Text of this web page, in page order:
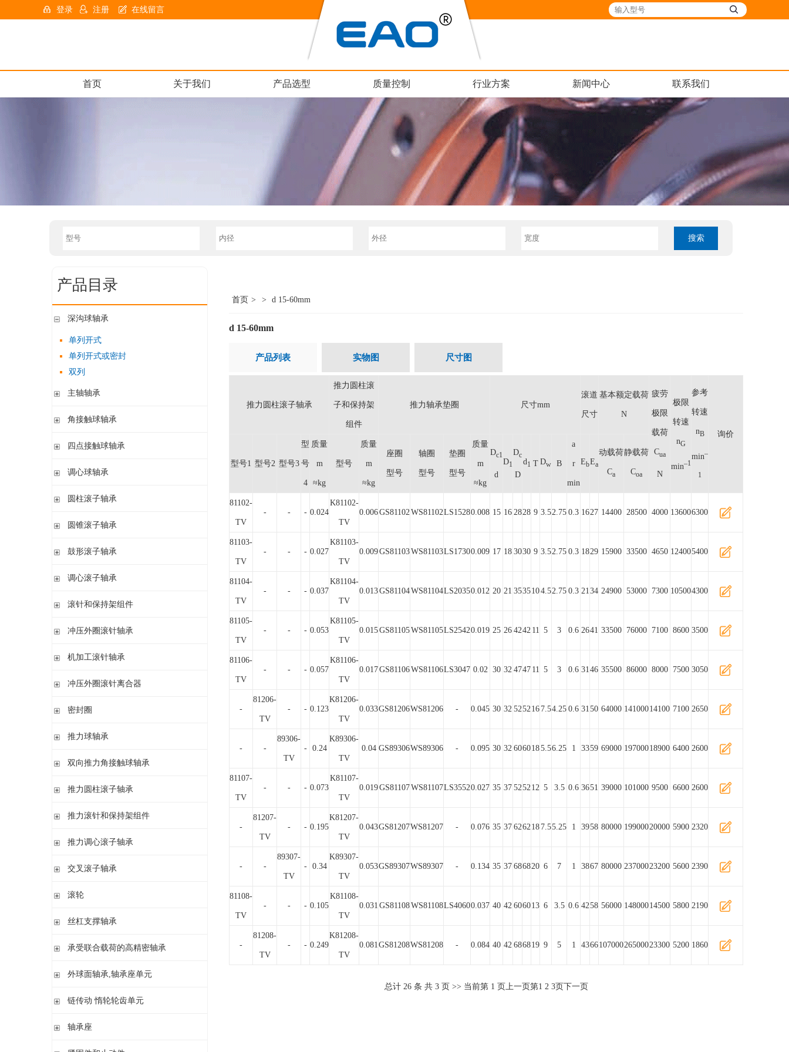
在线留言
登录 注册
首页 关于我们 产品选型 质量控制 行业方案 新闻中心 联系我们
产品目录
深沟球轴承
单列开式
单列开式或密封
双列
主轴轴承
带钢球
带钢球 密封
角接触球轴承
单列开式或密封
双列开式或密封
四点接触球轴承
四点接触球轴承
调心球轴承
圆柱孔开式或密封
圆柱孔或圆锥孔 开式
带紧定套开式或密封
带紧定套开式
圆柱滚子轴承
带保持架的圆柱滚子轴承
单列满装圆柱滚子轴承
高精密圆柱滚子轴承
圆锥滚子轴承
单列圆锥滚子轴承
单列英制圆锥滚子轴承
鼓形滚子轴承
圆柱孔或圆锥孔
调心滚子轴承
圆柱孔或圆锥孔
带退卸套
滚针和保持架组件
单列
冲压外圈滚针轴承
开式 闭式 无密封
开式、满装滚针单元、无密封
机加工滚针轴承
无内圈
带内圈 开式
带内圈 密封
无挡边无内圈 开式
调心 有/无内圈
滚针/ 推力球轴承 无内圈 带或不带外罩
滚针/ 推力圆柱滚子轴承 无内圈 带或不带外罩
内圈 无润滑孔
冲压外圈滚针离合器
不带轴承 带滚花或不带滚花
密封圈
密封圈
推力球轴承
单向推力球轴承
双向推力角接触球轴承
双向推力角接触球轴承
推力圆柱滚子轴承
推力圆柱滚子轴承 保持架组件 推力轴承垫圈
推力滚针和保持架组件
推力滚针和保持架组件 推力轴承垫圈
与向心滚针轴承 组合使用
推力调心滚子轴承
推力调心滚子轴承
交叉滚子轴承
交叉滚子轴承
滚轮
支承型滚轮
球轴承滚轮
丝杠支撑轴承
推力角接触球轴承
密封组件 精密锁紧螺母
承受联合载荷的高精密轴承
推力/向心轴承
外球面轴承,轴承座单元
外球面轴承
链传动 惰轮轮齿单元
链传动 惰轮轮齿单元
轴承座
立式轴承座SNV,剖分用于带紧定套的圆锥孔轴承
首页 > > d 15-60mm
d 15-60mm
产品列表 实物图 尺寸图
推力圆柱滚子轴承
推力圆柱滚
子和保持架
组件
推力轴承垫圈 尺寸mm
滚道
尺寸
基本额定载荷
N
疲劳
极限
载荷
Cua
N
极限
转速
nG
min–1
参考
转速
nB
min–
1
询价
型号1 型号2 型号3
型
号
4
质量
m
≈kg
型号
质量
m
≈kg
座圈
型号
轴圈
型号
垫圈
型号
质量
m
≈kg
Dc1
d
D1
Dc
D
d1 T Dw B
a
r
min
EbEa
动载荷
Ca
静载荷
Coa
81102-
TV
- - - 0.024
K81102-
TV
0.006GS81102WS81102LS15280.008 15 16 2828 9 3.52.75 0.3 1627 14400 28500 4000 136006300
81103-
TV
- - - 0.027
K81103-
TV
0.009GS81103WS81103LS17300.009 17 18 3030 9 3.52.75 0.3 1829 15900 33500 4650 124005400
81104-
TV
- - - 0.037
K81104-
TV
0.013GS81104WS81104LS20350.012 20 21 3535104.52.75 0.3 2134 24900 53000 7300 105004300
81105-
TV
- - - 0.053
K81105-
TV
0.015GS81105WS81105LS25420.019 25 26 4242 11 5 3 0.6 2641 33500 76000 7100 8600 3500
81106-
TV
- - - 0.057
K81106-
TV
0.017GS81106WS81106LS3047 0.02 30 32 4747 11 5 3 0.6 3146 35500 86000 8000 7500 3050
-
81206-
TV
- - 0.123
K81206-
TV
0.033GS81206WS81206 - 0.045 30 32 525216 7.54.25 0.6 3150 64000 14100014100 7100 2650
- -
89306-
TV
- 0.24
K89306-
TV
0.04 GS89306WS89306 - 0.095 30 32 6060185.56.25 1 3359 69000 19700018900 6400 2600
81107-
TV
- - - 0.073
K81107-
TV
0.019GS81107WS81107LS35520.027 35 37 525212 5 3.5 0.6 3651 39000 101000 9500 6600 2600
-
81207-
TV
- - 0.195
K81207-
TV
0.043GS81207WS81207 - 0.076 35 37 626218 7.55.25 1 3958 80000 19900020000 5900 2320
- -
89307-
TV
- 0.34
K89307-
TV
0.053GS89307WS89307 - 0.134 35 37 686820 6 7 1 3867 80000 23700023200 5600 2390
81108-
TV
- - - 0.105
K81108-
TV
0.031 GS81108WS81108LS40600.037 40 42 606013 6 3.5 0.6 4258 56000 14800014500 5800 2190
-
81208-
TV
- - 0.249
K81208-
TV
0.081GS81208WS81208 - 0.084 40 42 686819 9 5 1 436610700026500023300 5200 1860
总计 26条 共 3页 >> 当前第 1 页上一页第1 2 3页下一页